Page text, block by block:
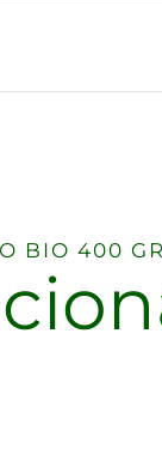
BIO 400